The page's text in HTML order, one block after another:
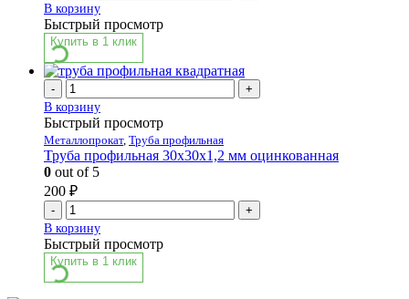
В корзину
Быстрый просмотр
Купить в 1 клик
-
+
В корзину
Быстрый просмотр
Металлопрокат, Труба профильная
Труба профильная 30х30х1,2 мм оцинкованная
0 out of 5
200 ₽
-
+
В корзину
Быстрый просмотр
Купить в 1 клик